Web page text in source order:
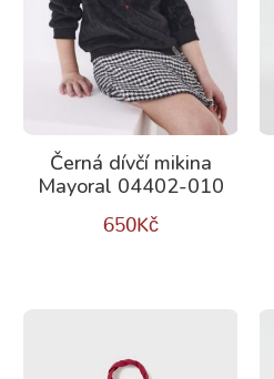
Černá dívčí mikina
Mayoral 04402-010
650Kč